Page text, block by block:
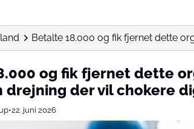
Betalte 18.000 og fik fjernet dette
og fik fjernet dette
drejning der vil chokere
•22. juni 2026